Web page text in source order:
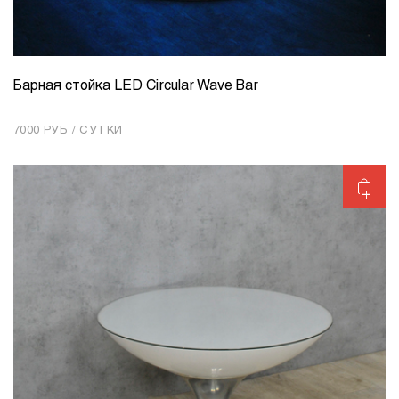
КОЛИЧЕСТВО 1
Барная стойка LED Circular Wave Bar
7000 РУБ / СУТКИ